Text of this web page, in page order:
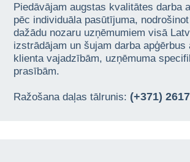
Piedāvājam augstas kvalitātes darba
pēc individuāla pasūtījuma,
dažādu nozaru uzņēmumiem visā
izstrādājam un šujam darba apģērbus
klienta vajadzībām, uzņēmuma
prasībām.
Ražošana daļas tālrunis: (+371)